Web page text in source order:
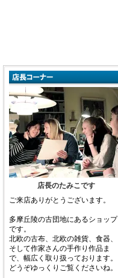
店長のたみこです
ご来店ありがとうございます。
多摩丘陵の古団地にあるショップ
です。
北欧の古布、北欧の雑貨、食器、
そして作家さんの手作り作品ま
で、幅広く取り扱っております。
どうぞゆっくりご覧くださいね。